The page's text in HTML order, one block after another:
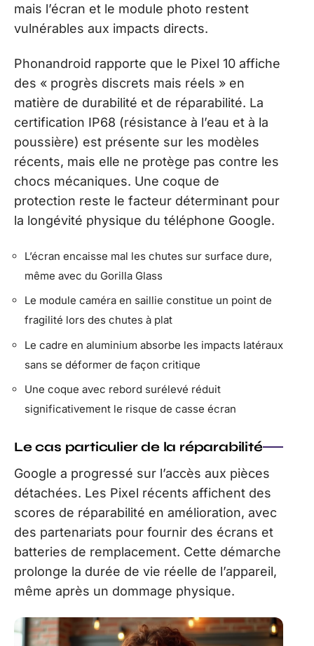
mais l’écran et le module photo restent
vulnérables aux impacts directs.
Phonandroid rapporte que le Pixel 10 affiche
des « progrès discrets mais réels » en
matière de durabilité et de réparabilité. La
certification IP68 (résistance à l’eau et à la
poussière) est présente sur les modèles
récents, mais elle ne protège pas contre les
chocs mécaniques. Une coque de
protection reste le facteur déterminant pour
la longévité physique du téléphone Google.
L’écran encaisse mal les chutes sur surface dure,
même avec du Gorilla Glass
Le module caméra en saillie constitue un point de
fragilité lors des chutes à plat
Le cadre en aluminium absorbe les impacts latéraux
sans se déformer de façon critique
Une coque avec rebord surélevé réduit
significativement le risque de casse écran
Le cas particulier de la réparabilité
Google a progressé sur l’accès aux pièces
détachées. Les Pixel récents affichent des
scores de réparabilité en amélioration, avec
des partenariats pour fournir des écrans et
batteries de remplacement. Cette démarche
prolonge la durée de vie réelle de l’appareil,
même après un dommage physique.